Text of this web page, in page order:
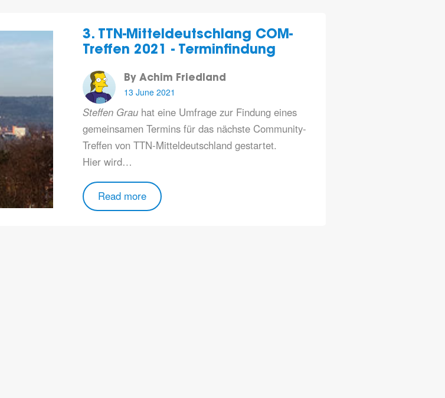
3. TTN-Mitteldeutschlang COM-
Treffen 2021 - Terminfindung
By Achim Friedland
13 June 2021
Steffen Grauhat eine Umfrage zur Findung eines
gemeinsamen Terminsfür das nächste Community-
Treffen von TTN-Mitteldeutschlandgestartet.
Hier wird…
Read more